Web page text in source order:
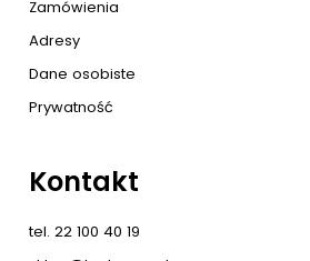
Zamówienia
Adresy
Dane osobiste
Prywatność
Kontakt
tel. 22 100 40 19